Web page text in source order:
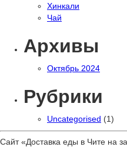
Хинкали
Чай
Архивы
Октябрь 2024
Рубрики
Uncategorised (1)
Сайт «Доставка еды в Чите на